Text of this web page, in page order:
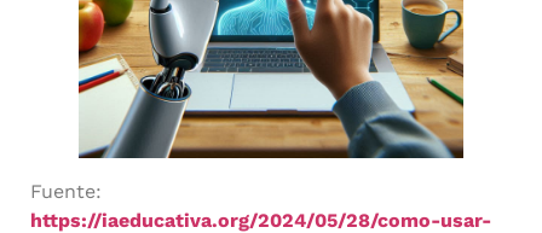
Fuente:
https://iaeducativa.org/2024/05/28/como-usar-